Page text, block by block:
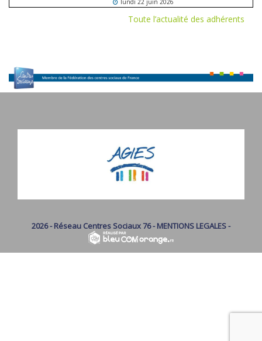
Toute l’actualité des adhérents
2026 - Réseau Centres Sociaux 76 -MENTIONS LEGALES-